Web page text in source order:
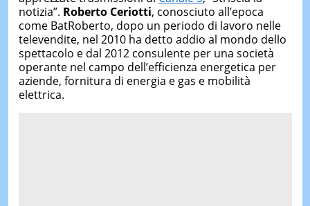
notizia”. Roberto Ceriotti, conosciuto all’epoca
come BatRoberto, dopo un periodo di lavoro nelle
televendite, nel 2010 ha detto addio al mondo dello
spettacolo e dal 2012 consulente per una società
operante nel campo dell’efficienza energetica per
aziende, fornitura di energia e gas e mobilità
elettrica.